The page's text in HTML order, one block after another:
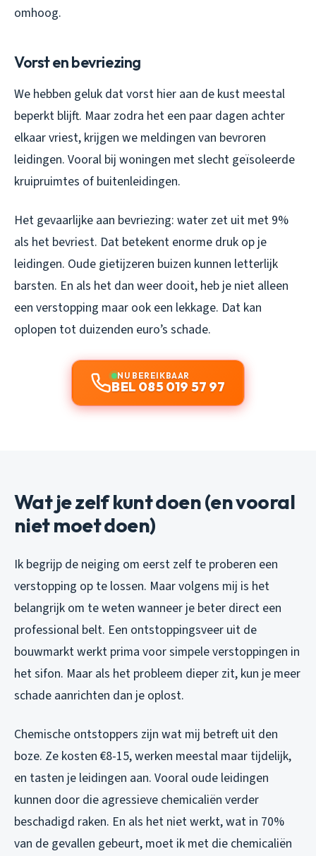
omhoog.
Vorst en bevriezing
We hebben geluk dat vorst hier aan de kust meestal
beperkt blijft. Maar zodra het een paar dagen achter
elkaar vriest, krijgen we meldingen van bevroren
leidingen. Vooral bij woningen met slecht geïsoleerde
kruipruimtes of buitenleidingen.
Het gevaarlijke aan bevriezing: water zet uit met 9%
als het bevriest. Dat betekent enorme druk op je
leidingen. Oude gietijzeren buizen kunnen letterlijk
barsten. En als het dan weer dooit, heb je niet alleen
een verstopping maar ook een lekkage. Dat kan
oplopen tot duizenden euro’s schade.
NU BEREIKBAAR
BEL 085 019 57 97
Wat je zelf kunt doen (en vooral
niet moet doen)
Ik begrijp de neiging om eerst zelf te proberen een
verstopping op te lossen. Maar volgens mij is het
belangrijk om te weten wanneer je beter direct een
professional belt. Een ontstoppingsveer uit de
bouwmarkt werkt prima voor simpele verstoppingen in
het sifon. Maar als het probleem dieper zit, kun je meer
schade aanrichten dan je oplost.
Chemische ontstoppers zijn wat mij betreft uit den
boze. Ze kosten €8-15, werken meestal maar tijdelijk,
en tasten je leidingen aan. Vooral oude leidingen
kunnen door die agressieve chemicaliën verder
beschadigd raken. En als het niet werkt, wat in 70%
van de gevallen gebeurt, moet ik met die chemicaliën